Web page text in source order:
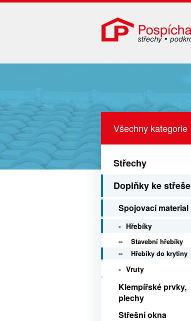
Všechny kategorie
Střechy
Doplňky ke střeše
Spojovací material
Hřebíky
Stavební hřebíky
Hřebíky do krytiny
Vruty
Klempířské prvky,
plechy
Střešní okna